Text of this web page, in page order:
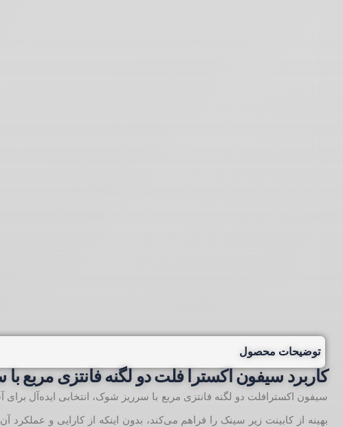
توضیحات محصول
کاربرد سیفون اکسترا فلت دو لگنه فانتزی مربع با
سیفون اکسترافلت دو لگنه فانتزی مربع با سرریز شوک، انتخابی ایده‌آل
بهینه از کابینت زیر سینک را فراهم می‌کند، بدون اینکه از کارایی و